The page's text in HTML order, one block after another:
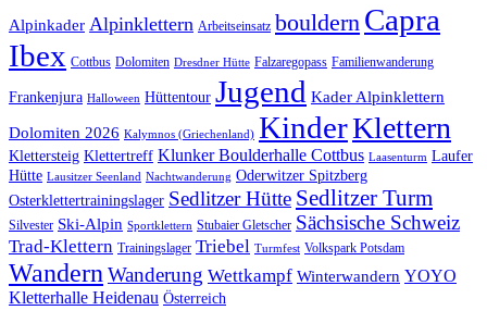
Alpinkader Alpinklettern Arbeitseinsatz bouldern Capra
Ibex Cottbus Dolomiten Dresdner Hütte Falzaregopass Familienwanderung
Frankenjura Halloween Hüttentour Jugend Kader Alpinklettern
Dolomiten 2026 Kalymnos (Griechenland) KinderKlettern
Klettersteig Klettertreff Klunker Boulderhalle Cottbus Laasenturm Laufer
Hütte Lausitzer Seenland Nachtwanderung Oderwitzer Spitzberg
Osterklettertrainingslager Sedlitzer Hütte Sedlitzer Turm
Silvester Ski-Alpin Sportklettern Stubaier Gletscher Sächsische Schweiz
Trad-Klettern Trainingslager Triebel Turmfest Volkspark Potsdam
Wandern Wanderung Wettkampf Winterwandern YOYO
Kletterhalle Heidenau Österreich